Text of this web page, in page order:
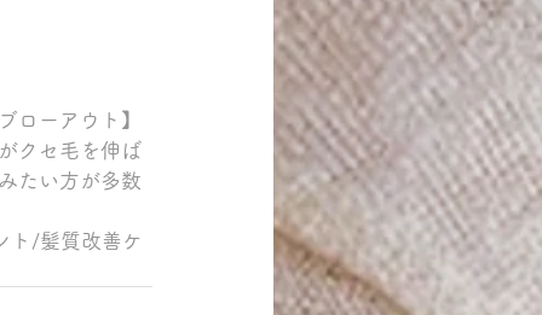
ローアウト】
クセ毛を伸ば
たい方が多数
ト/髪質改善ケ